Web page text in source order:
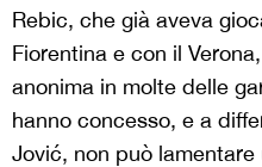
Rebic, che già aveva
Fiorentina e con il
anonima in molte delle
hanno concesso, e a
Jović, non può